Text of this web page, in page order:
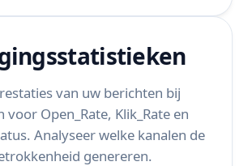
van uw berichten bij
voor Open_Rate, Klik_Rate en
Analyseer welke kanalen de
genereren.